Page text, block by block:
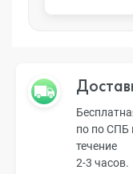
по по СПБ
течение
2-3 часов.